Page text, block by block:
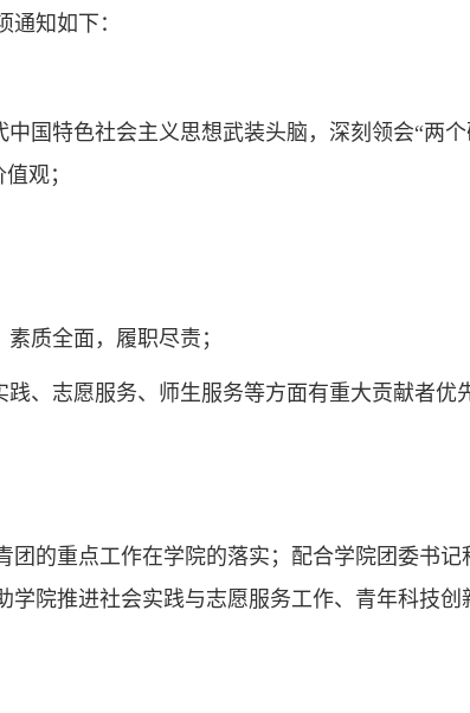
知如下：
国特色社会主义思想武装头脑，深刻领会“两
观；
质全面，履职尽责；
、志愿服务、师生服务等方面有重大贡献者优
的重点工作在学院的落实；配合学院团委书
院推进社会实践与志愿服务工作、青年科技创